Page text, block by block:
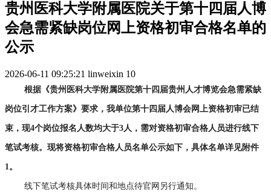
贵州医科大学附属医院关于第十四届人博
会急需紧缺岗位网上资格初审合格名单的
公示
2026-06-11 09:25:21 linweixin 10
根据《贵州医科大学附属医院第十四届贵州人才博览会急需紧缺
岗位引才工作方案》要求，我单位第十四届人博会网上资格初审已结
束，现4个岗位报名人数均大于3人，需对资格初审合格人员进行线下
笔试考核。现将资格初审合格人员名单公示如下，具体名单详见附件
1。
线下笔试考核具体时间和地点待官网另行通知。